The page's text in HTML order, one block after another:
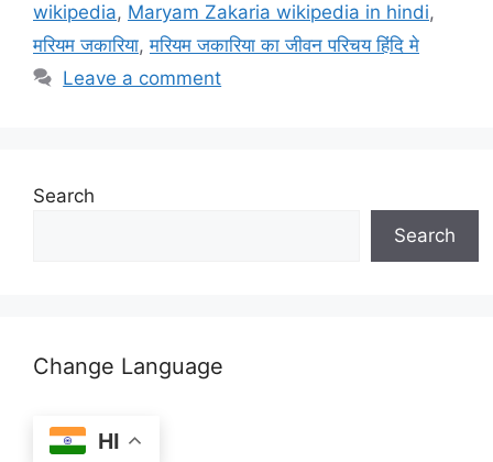
wikipedia, Maryam Zakaria wikipedia in hindi,
मरियम जकारिया,मरियम जकारिया का जीवन परिचय हिंदि मे
Leave a comment
Search
Search
Change Language
HI